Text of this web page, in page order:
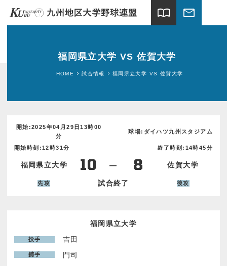
import_contacts mail
球場案内
関連団体
福岡県立大学 VS 佐賀大学
HOME 試合情報 福岡県立大学 VS 佐賀大学
開始:2025年04月29日13時00
分
球場:ダイハツ九州スタジアム
開始時刻:12時31分 終了時刻:14時45分
福岡県立大学 10 ― 8 佐賀大学
先攻 試合終了 後攻
福岡県立大学
投手 吉田
捕手 門司